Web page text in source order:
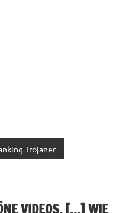
Trojaner
VIDEOS, […] WIE